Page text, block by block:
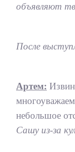
объявляют
После
Артем:
небольшое
Сашу из-за